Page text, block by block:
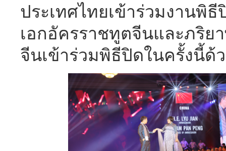
ประเทศไทยเข้าร่ว
เอกอัครราชทูตจีนและภริย
จีนเข้าร่วมพิธีปิดในครั้งนี้ด้